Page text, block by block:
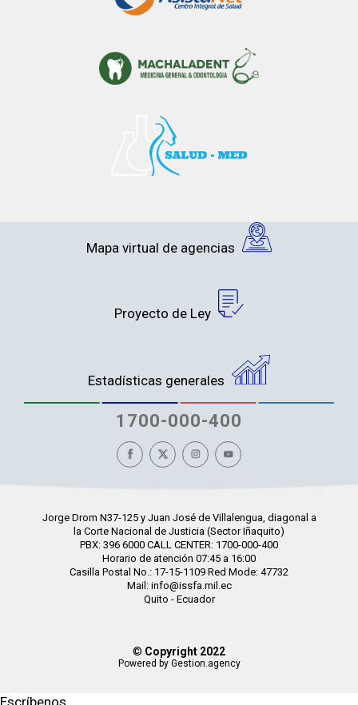
Mapa virtual de agencias
Proyecto de Ley
Estadísticas generales
1700-000-400
© Copyright 2022
Powered by Gestion.agency
Jorge Drom N37-125 y Juan José de Villalengua, diagonal a
la Corte Nacional de Justicia (Sector Iñaquito)
PBX: 396 6000 CALL CENTER: 1700-000-400
Horario de atención 07:45 a 16:00
Casilla Postal No.: 17-15-1109 Red Mode: 47732
Mail: info@issfa.mil.ec
Quito - Ecuador
Escríbenos